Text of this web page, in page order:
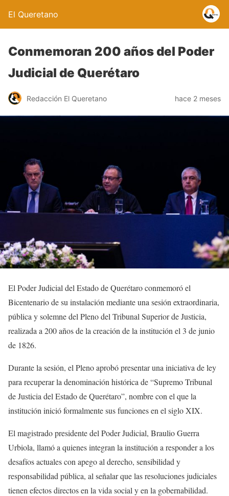
El Queretano
Conmemoran 200 años del Poder
Judicial de Querétaro
Redacción El Queretano hace 2 meses
El Poder Judicial del Estado de Querétaro conmemoró el
Bicentenario de su instalación mediante una sesión extraordinaria,
pública y solemne del Pleno del Tribunal Superior de Justicia,
realizada a 200 años de la creación de la institución el 3 de junio
de 1826.
Durante la sesión, el Pleno aprobó presentar una iniciativa de ley
para recuperar la denominación histórica de “Supremo Tribunal
de Justicia del Estado de Querétaro”, nombre con el que la
institución inició formalmente sus funciones en el siglo XIX.
El magistrado presidente del Poder Judicial, Braulio Guerra
Urbiola, llamó a quienes integran la institución a responder a los
desafíos actuales con apego al derecho, sensibilidad y
responsabilidad pública, al señalar que las resoluciones judiciales
tienen efectos directos en la vida social y en la gobernabilidad.